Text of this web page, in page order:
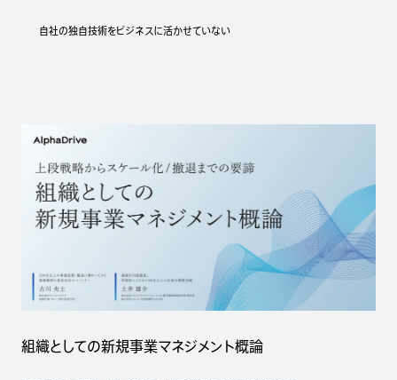
自社の独自技術をビジネスに活かせていない
組織としての新規事業マネジメント概論